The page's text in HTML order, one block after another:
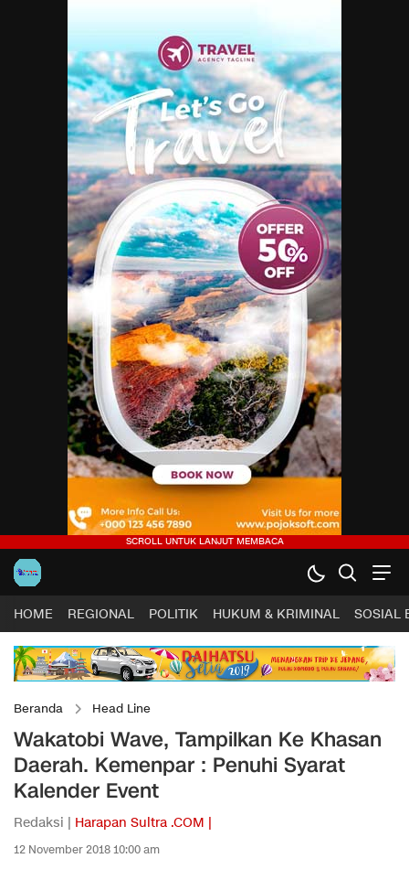
HOME REGIONAL POLITIK HUKUM & KRIMINAL SOSIAL
Beranda Head Line
Wakatobi Wave, Tampilkan Ke Khasan
Daerah. Kemenpar : Penuhi Syarat
Kalender Event
Redaksi | Harapan Sultra .COM |
12 November 2018 10:00 am